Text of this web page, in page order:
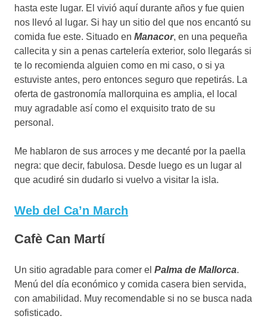
hasta este lugar. El vivió aquí durante años y fue quien
nos llevó al lugar. Si hay un sitio del que nos encantó su
comida fue este. Situado en Manacor, en una pequeña
callecita y sin a penas cartelería exterior, solo llegarás si
te lo recomienda alguien como en mi caso, o si ya
estuviste antes, pero entonces seguro que repetirás. La
oferta de gastronomía mallorquina es amplia, el local
muy agradable así como el exquisito trato de su
personal.
Me hablaron de sus arroces y me decanté por la paella
negra: que decir, fabulosa. Desde luego es un lugar al
que acudiré sin dudarlo si vuelvo a visitar la isla.
Web del Ca’n March
Cafè Can Martí
Un sitio agradable para comer el Palma de Mallorca.
Menú del día económico y comida casera bien servida,
con amabilidad. Muy recomendable si no se busca nada
sofisticado.